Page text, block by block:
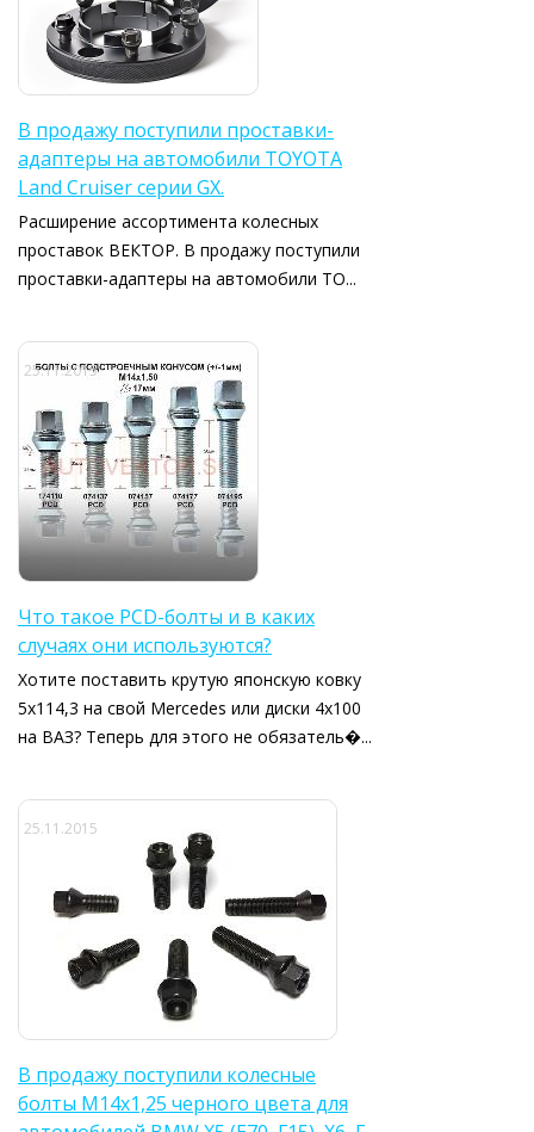
В продажу поступили проставки-
адаптеры на автомобили TOYOTA
Land Cruiser серии GX.
Расширение ассортимента колесных
проставок ВЕКТОР. В продажу поступили
проставки-адаптеры на автомобили TO...
25.11.2015
Что такое PCD-болты и в каких
случаях они используются?
Хотите поставить крутую японскую ковку
5x114,3 на свой Mercedes или диски 4х100
на ВАЗ? Теперь для этого не обязатель�...
25.11.2015
В продажу поступили колесные
болты М14х1,25 черного цвета для